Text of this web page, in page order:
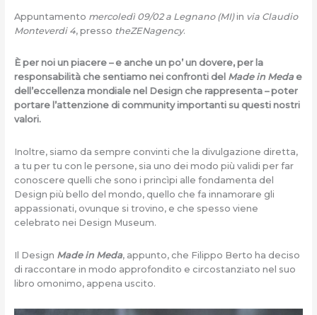
Appuntamento mercoledì 09/02 a Legnano (MI)in via Claudio
Monteverdi 4, presso theZENagency.
È per noi un piacere – e anche un po’ un dovere, per la
responsabilità che sentiamo nei confronti del Made in Medae
dell’eccellenza mondiale nel Design che rappresenta – poter
portare l’attenzione di community importanti su questi nostri
valori.
Inoltre, siamo da sempre convinti che la divulgazione diretta,
a tu per tu con le persone, sia uno dei modo più validi per far
conoscere quelli che sono i princìpi alle fondamenta del
Design più bello del mondo, quello che fa innamorare gli
appassionati, ovunque si trovino, e che spesso viene
celebrato nei Design Museum.
Il Design Made in Meda, appunto, che Filippo Berto ha deciso
di raccontare in modo approfondito e circostanziato nel suo
libro omonimo, appena uscito.